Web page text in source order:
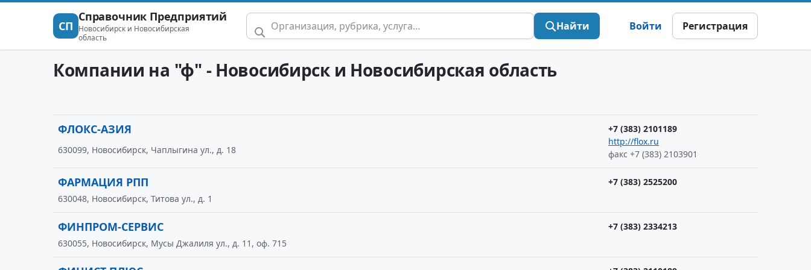
СП
Справочник Предприятий
Новосибирск и Новосибирская
область
Найти Войти Регистрация
Компании на "ф" - Новосибирск и Новосибирская область
ФЛОКС-АЗИЯ
+7 (383) 2101189
http://flox.ru
факс +7 (383) 2103901
630099, Новосибирск, Чаплыгина ул., д. 18
ФАРМАЦИЯ РПП
+7 (383) 2525200
630048, Новосибирск, Титова ул., д. 1
ФИНПРОМ-СЕРВИС
+7 (383) 2334213
630055, Новосибирск, Мусы Джалиля ул., д. 11, оф. 715